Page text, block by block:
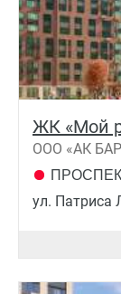
ЖК «Мой
ООО «АК
ул. Патриса